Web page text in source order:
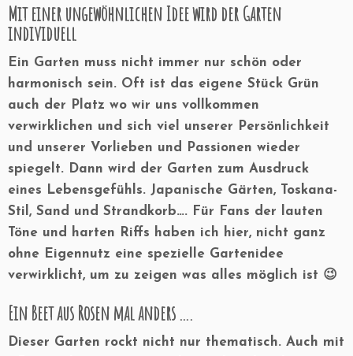
Mit einer ungewöhnlichen Idee wird der Garten
individuell
Ein Garten muss nicht immer nur schön oder
harmonisch sein. Oft ist das eigene Stück Grün
auch der Platz wo wir uns vollkommen
verwirklichen und sich viel unserer Persönlichkeit
und unserer Vorlieben und Passionen wieder
spiegelt. Dann wird der Garten zum Ausdruck
eines Lebensgefühls. Japanische Gärten, Toskana-
Stil, Sand und Strandkorb…. Für Fans der lauten
Töne und harten Riffs haben ich hier, nicht ganz
ohne Eigennutz eine spezielle Gartenidee
verwirklicht, um zu zeigen was alles möglich ist 😉
Ein Beet aus Rosen mal anders ….
Dieser Garten rockt nicht nur thematisch. Auch mit